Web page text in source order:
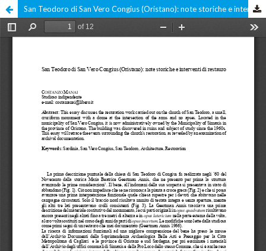
San Teodoro di San Vero Congius (Oristano): note storiche e interventi di restauro